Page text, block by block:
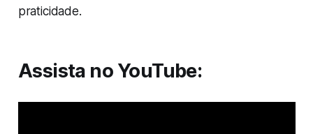
praticidade.
Assista no YouTube: